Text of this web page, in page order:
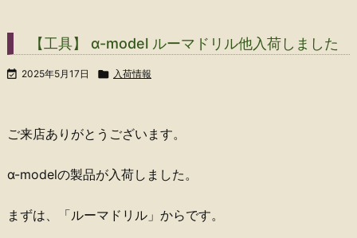
【工具】 α-model ルーマドリル他入荷しました
 2025年5月17日  入荷情報
ご来店ありがとうございます。
α-modelの製品が入荷しました。
まずは、「ルーマドリル」からです。